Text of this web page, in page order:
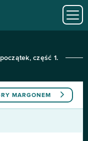
część 1.
MARGONEM